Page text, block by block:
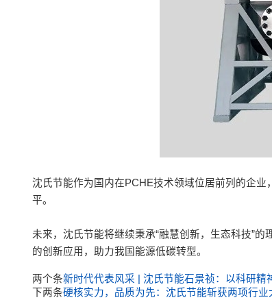
沈氏节能作为国内在PCHE技术领域位居前列的企
平。
未来，沈氏节能将继续秉承“融慧创新，生态科技”
的创新应用，助力我国能源低碳转型。
两个条新时代代表风采 | 沈氏节能石景祯：以科研精
下两条硬核实力，品质为先：沈氏节能斩获两项行业